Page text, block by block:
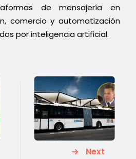
de mensajería en
comercio y automatización
por inteligencia artificial.
Next